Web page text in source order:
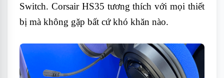
Switch. Corsair HS35 tương thích với mọi thiết
bị mà không gặp bất cứ khó khăn nào.